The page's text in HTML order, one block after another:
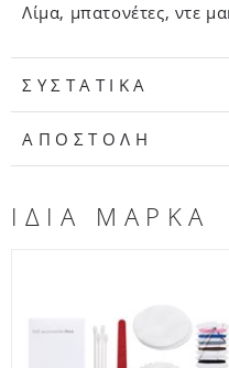
Λίμα, μπατονέτες, ντε
ΣΥΣΤΑΤΙΚΑ
ΑΠΟΣΤΟΛΗ
ΙΔΙΑ ΜΑΡΚΑ